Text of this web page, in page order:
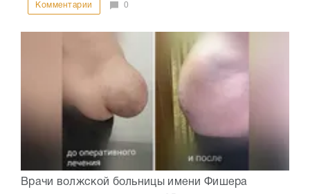
Комментарии 0
Врачи волжской больницы имени Фишера